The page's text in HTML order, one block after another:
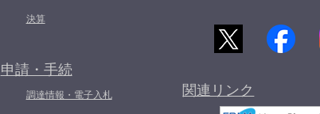
決算
申請・手続
調達情報・電子入札 関連リンク